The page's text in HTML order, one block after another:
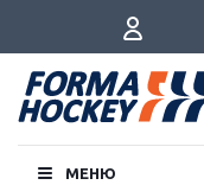
МЕНЮ